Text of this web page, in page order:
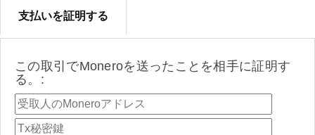
支払いを証明する
この取引でMoneroを送ったことを相手に証明す
る。: